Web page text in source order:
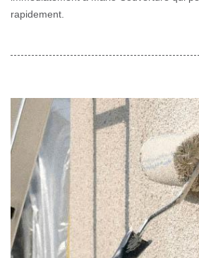
rapidement.